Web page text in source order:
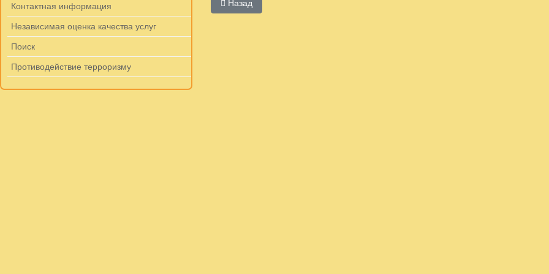
Контактная информация
Независимая оценка качества услуг
Поиск
Противодействие терроризму
Предыдущий: Тифлотехнические средства
Назад